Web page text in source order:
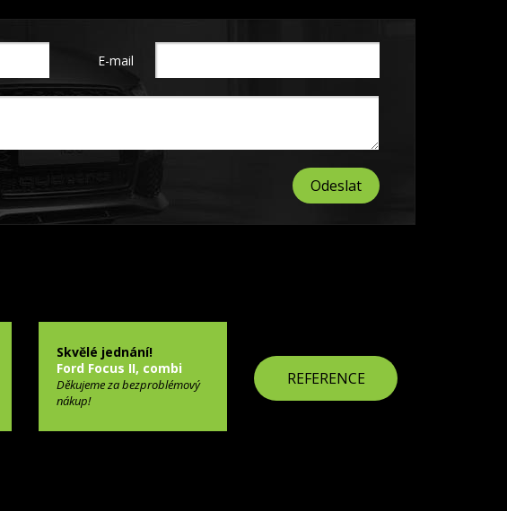
E-mail
Skvělé jednání!
Ford Focus II, combi
Děkujeme za bezproblémový
nákup!
REFERENCE